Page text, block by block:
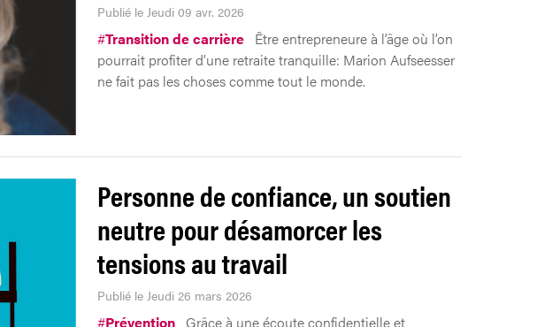
Publié le Jeudi 09 avr. 2026
#Transition de carrière Être entrepreneure à l’âge où l’on
pourrait profiter d’une retraite tranquille: Marion Aufseesser
ne fait pas les choses comme tout le monde.
Personne de confiance, un soutien
neutre pour désamorcer les
tensions au travail
Publié le Jeudi 26 mars 2026
#Prévention Grâce à une écoute confidentielle et